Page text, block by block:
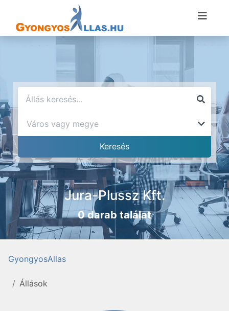
Jura-Plussz Kft.
0 darab találat
GyongyosAllas
Állások